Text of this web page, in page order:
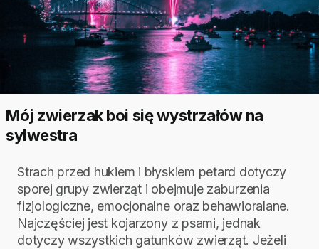
Mój zwierzak boi się wystrzałów na
sylwestra
Strach przed hukiem i błyskiem petard dotyczy
sporej grupy zwierząt i obejmuje zaburzenia
fizjologiczne, emocjonalne oraz behawioralane.
Najczęściej jest kojarzony z psami, jednak
dotyczy wszystkich gatunków zwierząt. Jeżeli